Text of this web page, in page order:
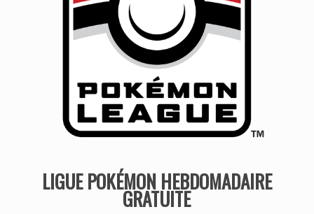
LIGUE POKÉMON HEBDOMADAIRE
GRATUITE